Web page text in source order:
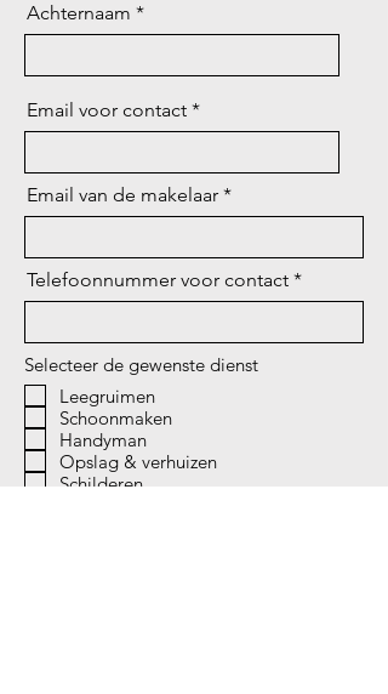
Achternaam
Email voor contact
Email van de makelaar
Telefoonnummer voor contact
Selecteer de gewenste dienst
Leegruimen
Schoonmaken
Handyman
Opslag & verhuizen
Schilderen